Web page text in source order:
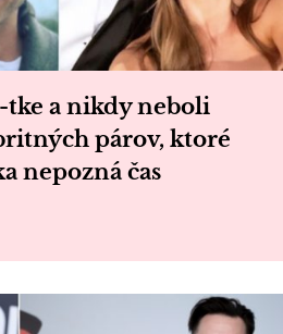
tke a nikdy neboli
párov, ktoré
nepozná čas